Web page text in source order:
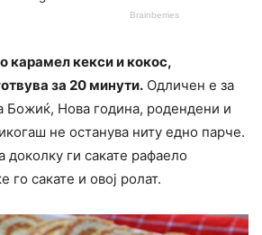
карамел кекси и кокос,
за 20 минути. Одличен е за
Божиќ, Нова година, родендени и
не останува ниту едно парче.
доколку ги сакате рафаело
го сакате и овој ролат.